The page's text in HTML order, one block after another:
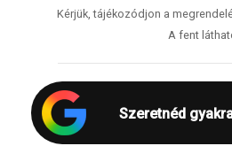
Kérjük, tájékozódjon a
A fent
Szeretnéd